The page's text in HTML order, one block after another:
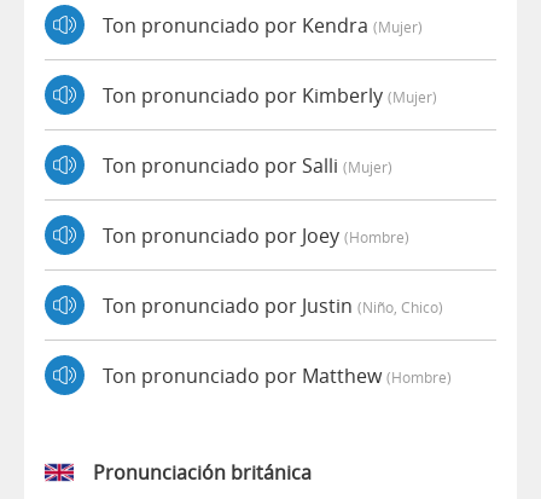
Ton pronunciado por Kendra (mujer)
Ton pronunciado por Kimberly (mujer)
Ton pronunciado por Salli (mujer)
Ton pronunciado por Joey (hombre)
Ton pronunciado por Justin (niño, Chico)
Ton pronunciado por Matthew(hombre)
Pronunciación británica